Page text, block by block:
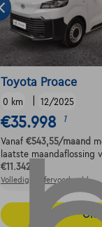
Toyota Proace
0 km 12/2025
€35.998 1
Vanaf €543,55/maand
laatste maandaflossing
€11.342,95
Volledige cijfervoorbeeld